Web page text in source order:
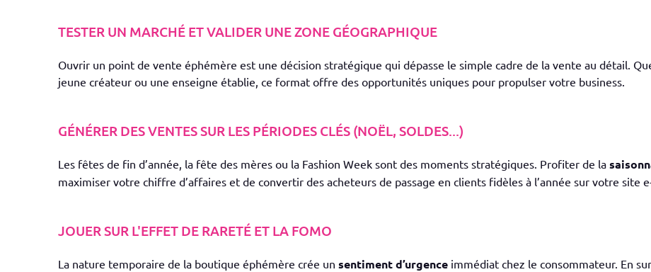
TESTER UN MARCHÉ ET VALIDER UNE ZONE GÉOGRAPHIQUE
Ouvrir un point de vente éphémère est une décision stratégique qui dépasse le simple cadre de la vente au détail.
jeune créateur ou une enseigne établie, ce format offre des opportunités uniques pour propulser votre business.
GÉNÉRER DES VENTES SUR LES PÉRIODES CLÉS (NOËL, SOLDES...)
Les fêtes de fin d’année, la fête des mères ou la Fashion Week sont des moments stratégiques. Profiter de la
maximiser votre chiffre d’affaires et de convertir des acheteurs de passage en clients fidèles à l’année sur votre site
JOUER SUR L'EFFET DE RARETÉ ET LA FOMO
La nature temporaire de la boutique éphémère crée un sentiment d’urgence immédiat chez le consommateur. En